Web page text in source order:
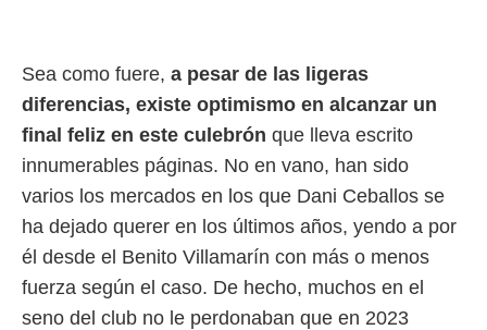
de
1199
Sea como fuere, a pesar de las ligeras
diferencias, existe optimismo en alcanzar un
final feliz en este culebrón que lleva escrito
innumerables páginas. No en vano, han sido
varios los mercados en los que Dani Ceballos se
ha dejado querer en los últimos años, yendo a por
él desde el Benito Villamarín con más o menos
fuerza según el caso. De hecho, muchos en el
seno del club no le perdonaban que en 2023